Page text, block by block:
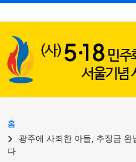
주요 콘텐츠로 건너뛰기
사용자 계정 메
이동 경로
홈
광주에 사죄한 아들, 추징금
다